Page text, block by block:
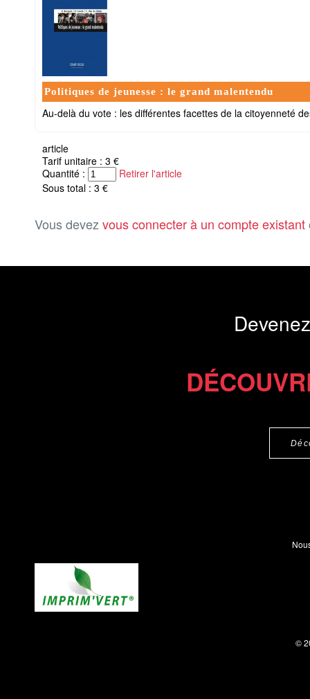
Politiques de jeunesse : le grand malentendu
Au-delà du vote : les différentes facettes de la citoyenneté
article
Tarif unitaire : 3 €
Quantité :
Retirer l'article
Sous total : 3 €
Vous devez vous connecter à un compte existant
©